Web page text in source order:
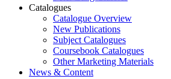
Catalogues
Catalogue Overview
New Publications
Subject Catalogues
Coursebook Catalogues
Other Marketing Materials
News & Content